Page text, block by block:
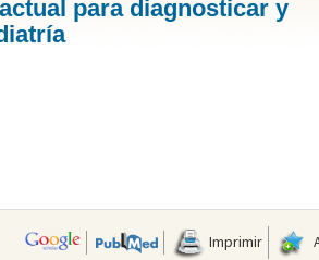
para diagnosticar y
Imprimir